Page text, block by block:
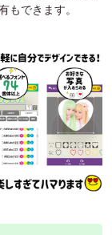
もできます。